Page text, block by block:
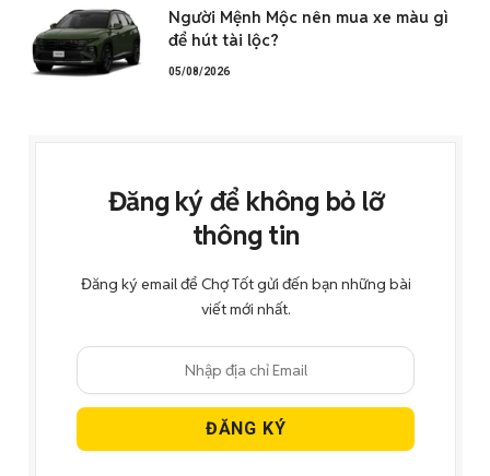
Người Mệnh Mộc nên mua xe màu gì
để hút tài lộc?
05/08/2026
Đăng ký để không bỏ lỡ
thông tin
Đăng ký email để Chợ Tốt gửi đến bạn những bài
viết mới nhất.